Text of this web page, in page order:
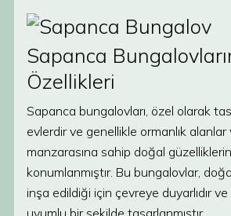
Sapanca
Özellikleri
Sapanca bungalovları, özel olarak
evlerdir ve genellikle ormanlık alanlar
manzarasına sahip doğal
konumlanmıştır. Bu bungalovlar,
inşa edildiği için çevreye duyarlıdır